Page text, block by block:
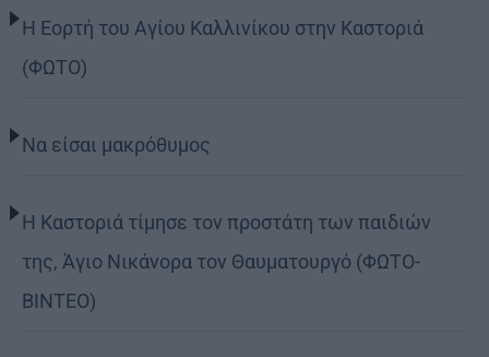
Η Εορτή του Αγίου Καλλινίκου στην Καστοριά
(ΦΩΤΟ)
Να είσαι μακρόθυμος
Η Καστοριά τίμησε τον προστάτη των παιδιών
της, Άγιο Νικάνορα τον Θαυματουργό (ΦΩΤΟ-
ΒΙΝΤΕΟ)